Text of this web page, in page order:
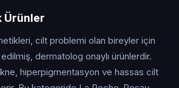
Ürünler
cilt problemi olan bireyler için
dermatolog onaylı ürünlerdir.
hiperpigmentasyon ve hassas cilt